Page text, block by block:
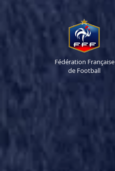
Fédération Française
de Football